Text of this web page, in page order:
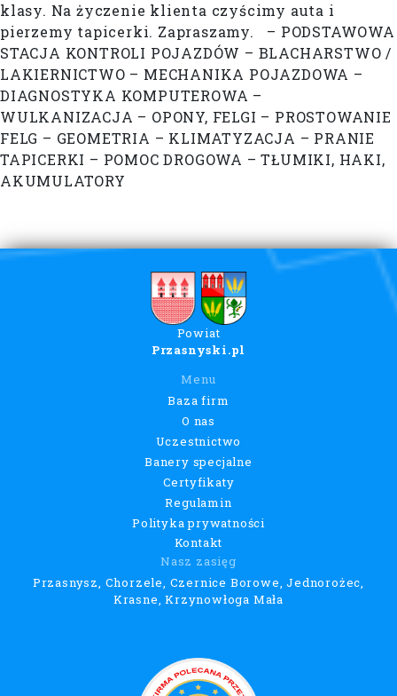
klasy. Na życzenie klienta czyścimy auta i
pierzemy tapicerki. Zapraszamy. – PODSTAWOWA
STACJA KONTROLI POJAZDÓW – BLACHARSTWO /
LAKIERNICTWO – MECHANIKA POJAZDOWA –
DIAGNOSTYKA KOMPUTEROWA –
WULKANIZACJA – OPONY, FELGI – PROSTOWANIE
FELG – GEOMETRIA – KLIMATYZACJA – PRANIE
TAPICERKI – POMOC DROGOWA – TŁUMIKI, HAKI,
AKUMULATORY
Powiat
Przasnyski.pl
Menu
Baza firm
O nas
Uczestnictwo
Banery specjalne
Certyfikaty
Regulamin
Polityka prywatności
Kontakt
Nasz zasięg
Przasnysz, Chorzele, Czernice Borowe, Jednorożec,
Krasne, Krzynowłoga Mała